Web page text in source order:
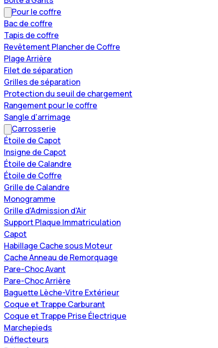
Pour le coffre
Bac de coffre
Tapis de coffre
Revêtement Plancher de Coffre
Plage Arrière
Filet de séparation
Grilles de séparation
Protection du seuil de chargement
Rangement pour le coffre
Sangle d'arrimage
Carrosserie
Étoile de Capot
Insigne de Capot
Étoile de Calandre
Étoile de Coffre
Grille de Calandre
Monogramme
Grille d'Admission d'Air
Support Plaque Immatriculation
Capot
Habillage Cache sous Moteur
Cache Anneau de Remorquage
Pare-Choc Avant
Pare-Choc Arrière
Baguette Lèche-Vitre Extérieur
Coque et Trappe Carburant
Coque et Trappe Prise Électrique
Marchepieds
Déflecteurs